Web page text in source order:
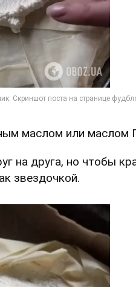
маслом или маслом
на друга, но чтобы
звездочкой.